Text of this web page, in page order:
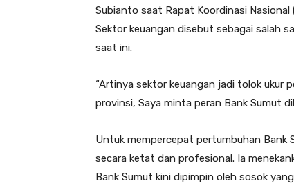
Subianto saat Rapat Koordinasi
Sektor keuangan disebut sebagai salah
saat ini.
“Artinya sektor keuangan jadi tolok ukur
provinsi, Saya minta peran Bank Sumut
Untuk mempercepat pertumbuhan Bank
secara ketat dan profesional. Ia
Bank Sumut kini dipimpin oleh sosok